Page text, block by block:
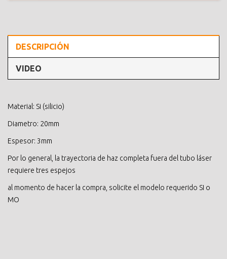
DESCRIPCIÓN
VIDEO
Material: Si (silicio)
Diametro: 20mm
Espesor: 3mm
Por lo general, la trayectoria de haz completa fuera del tubo láser
requiere tres espejos
al momento de hacer la compra, solicite el modelo requerido SI o
MO